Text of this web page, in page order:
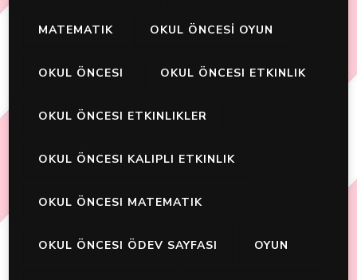
MATEMATIK OKUL ÖNCESİ OYUN
OKUL ÖNCESI OKUL ÖNCESI ETKINLIK
OKUL ÖNCESI ETKINLIKLER
OKUL ÖNCESI KALIPLI ETKINLIK
OKUL ÖNCESI MATEMATIK
OKUL ÖNCESI ÖDEV SAYFASI OYUN